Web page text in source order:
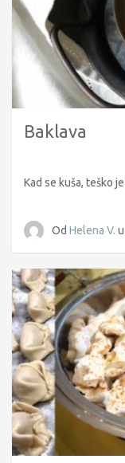
Baklava
Kad se kuša, teško
Od Helena V. u